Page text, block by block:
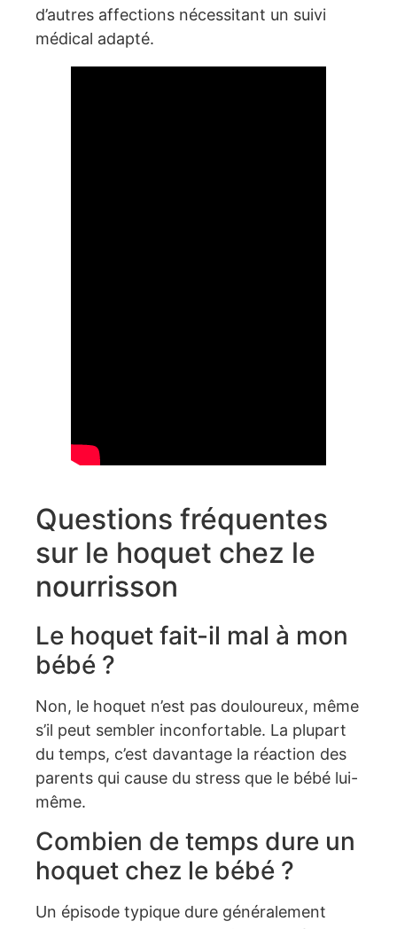
d’autres affections nécessitant un suivi
médical adapté.
Questions fréquentes
sur le hoquet chez le
nourrisson
Le hoquet fait-il mal à mon
bébé ?
Non, le hoquet n’est pas douloureux, même
s’il peut sembler inconfortable. La plupart
du temps, c’est davantage la réaction des
parents qui cause du stress que le bébé lui-
même.
Combien de temps dure un
hoquet chez le bébé ?
Un épisode typique dure généralement